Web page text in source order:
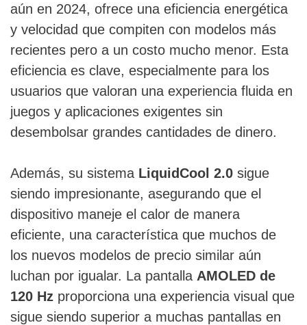
aún en 2024, ofrece una eficiencia energética
y velocidad que compiten con modelos más
recientes pero a un costo mucho menor. Esta
eficiencia es clave, especialmente para los
usuarios que valoran una experiencia fluida en
juegos y aplicaciones exigentes sin
desembolsar grandes cantidades de dinero.
Además, su sistema LiquidCool 2.0 sigue
siendo impresionante, asegurando que el
dispositivo maneje el calor de manera
eficiente, una característica que muchos de
los nuevos modelos de precio similar aún
luchan por igualar. La pantalla AMOLED de
120 Hz proporciona una experiencia visual que
sigue siendo superior a muchas pantallas en